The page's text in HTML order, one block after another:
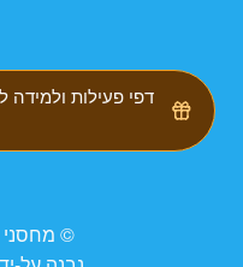
דפי פעילות
© מחסני